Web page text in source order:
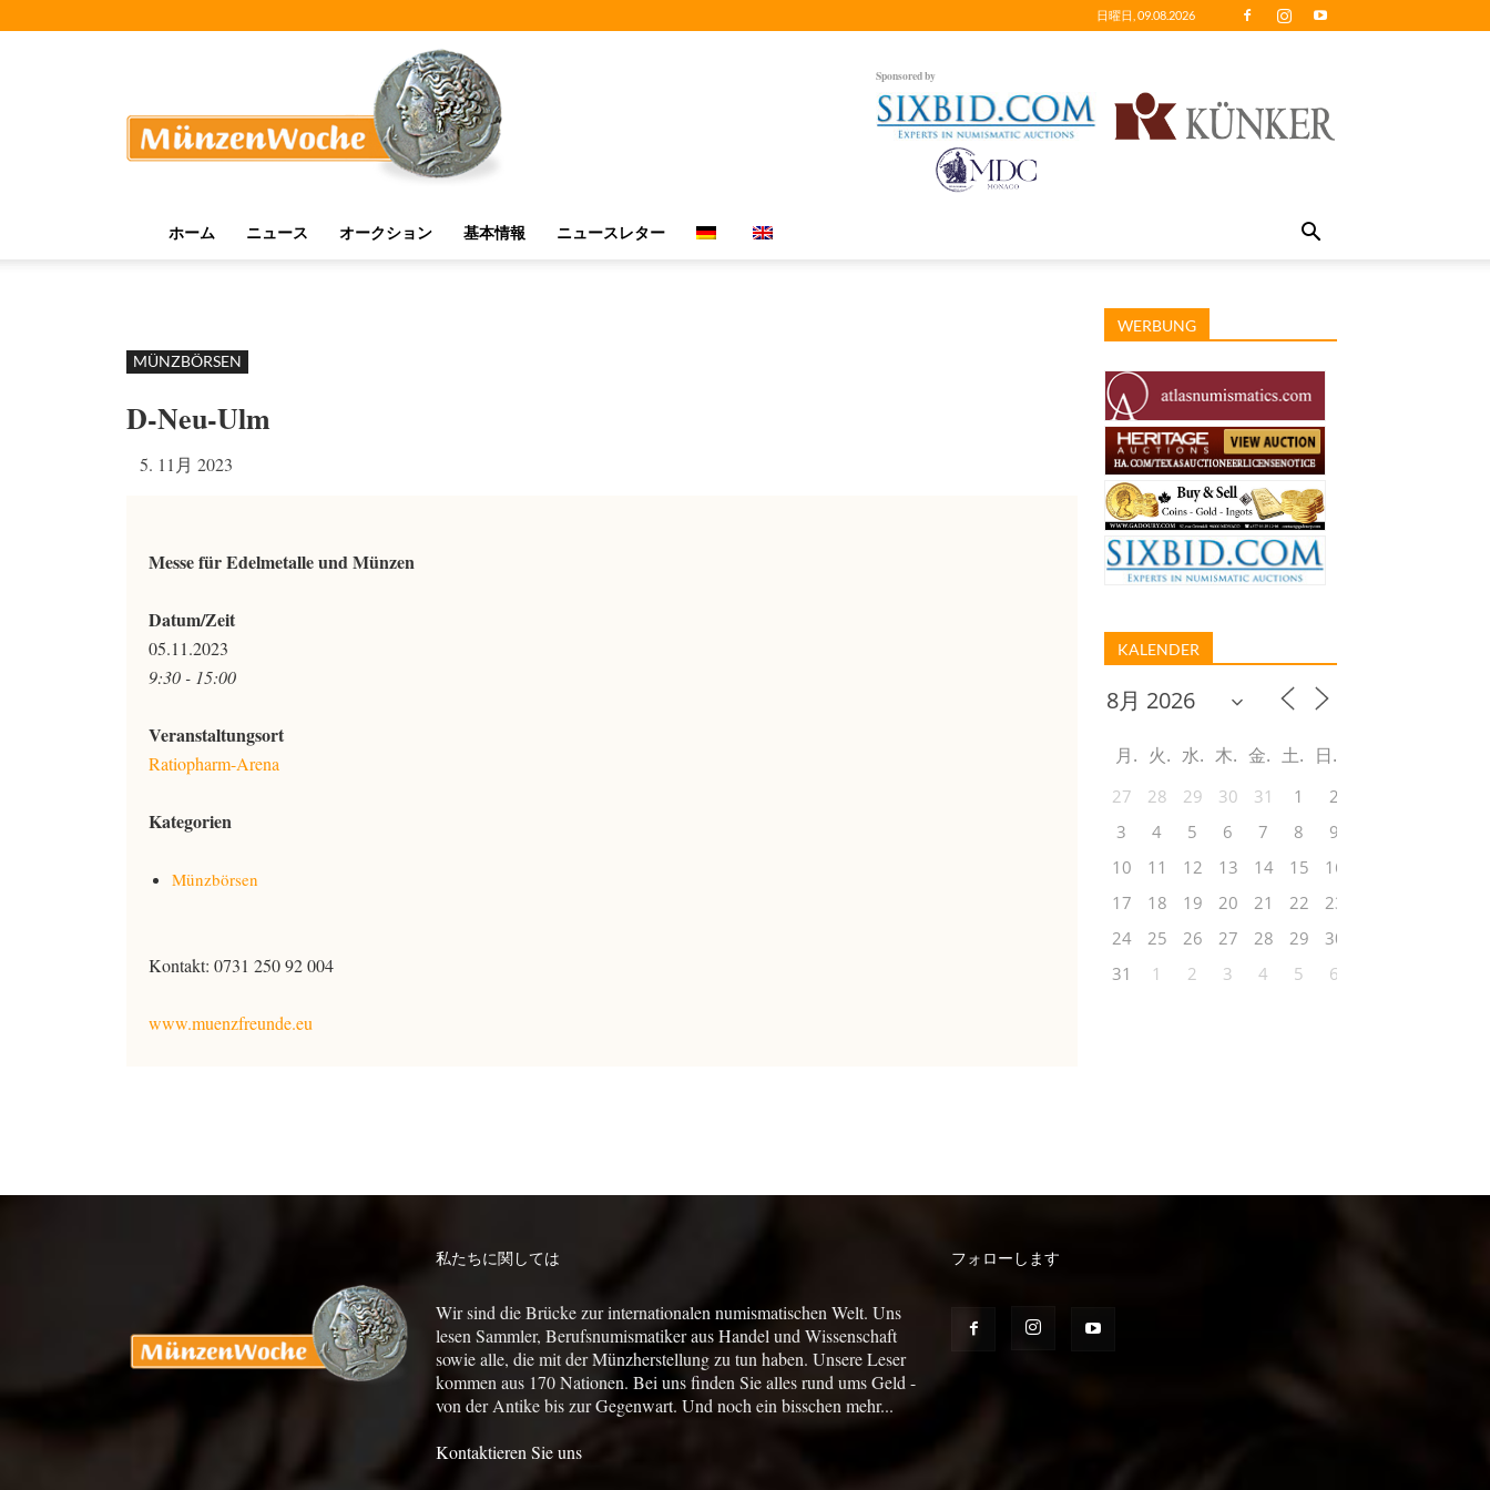
日曜日, 09.08.2026
Sponsored by
ホーム ニュース オークション 基本情報 ニュースレター
MÜNZBÖRSEN
D-Neu-Ulm
5. 11月 2023
Messe für Edelmetalle und Münzen
Datum/Zeit
05.11.2023
9:30 - 15:00
Veranstaltungsort
Ratiopharm-Arena
Kategorien
Münzbörsen
Kontakt: 0731 250 92 004
www.muenzfreunde.eu
WERBUNG
KALENDER
月 火 水 木 金 土 日
27 28 29 30 31 1
2
3
4 5 6 7 8
9
10
11 12 13 14 15
16
17
18 19 20 21 22
23
24
25 26 27 28 29
30
31
1 2 3 4 5 6
私たちに関しては
Wir sind die Brücke zur internationalen numismatischen Welt. Uns
lesen Sammler, Berufsnumismatiker aus Handel und Wissenschaft
sowie alle, die mit der Münzherstellung zu tun haben. Unsere Leser
kommen aus 170 Nationen. Bei uns finden Sie alles rund ums Geld -
von der Antike bis zur Gegenwart. Und noch ein bisschen mehr...
Kontaktieren Sie uns
フォローします